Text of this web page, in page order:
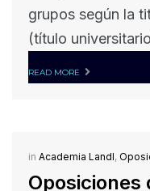
grupos según la
(título
READ MORE
in Academia Landl,